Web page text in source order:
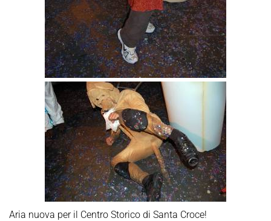
Aria nuova per il Centro Storico di Santa Croce!